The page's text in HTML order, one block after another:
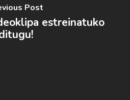
Post
estreinatuko